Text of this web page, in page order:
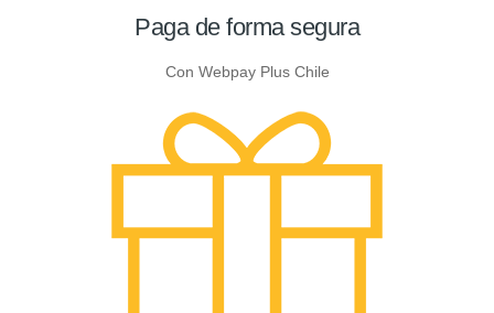
Paga de forma segura
Con Webpay Plus Chile